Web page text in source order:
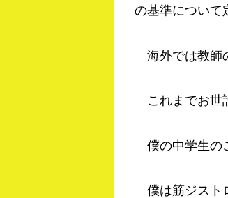
の基準について
海外では教師
これまでお世
僕の中学生の
僕は筋ジスト